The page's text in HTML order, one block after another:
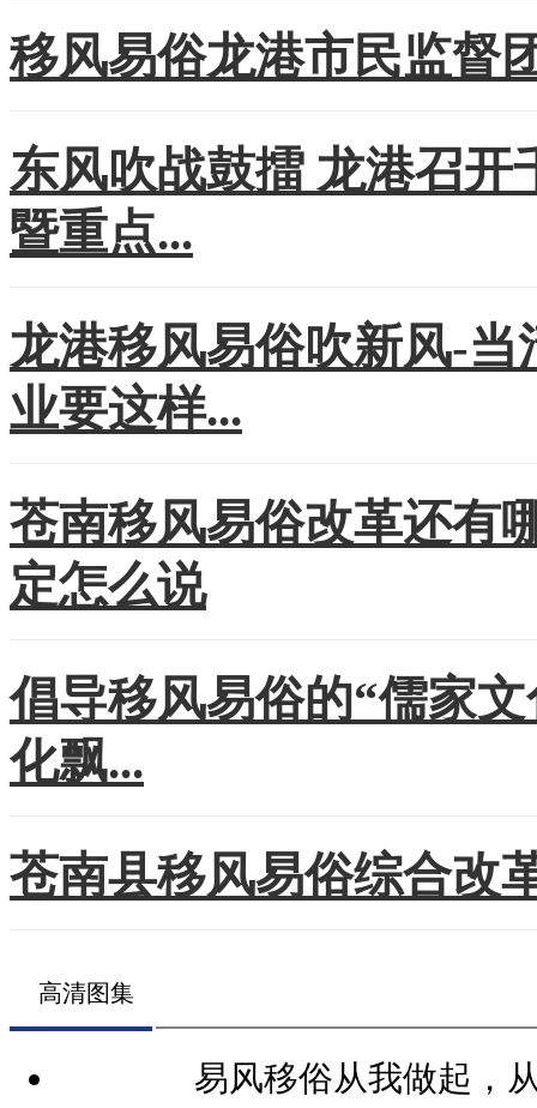
移风易俗龙港市民监督
东风吹战鼓擂 龙港召
暨重点...
龙港移风易俗吹新风-
业要这样...
苍南移风易俗改革还有
定怎么说
倡导移风易俗的“儒家
化飘...
苍南县移风易俗综合改
高清图集
易风移俗从我做起，